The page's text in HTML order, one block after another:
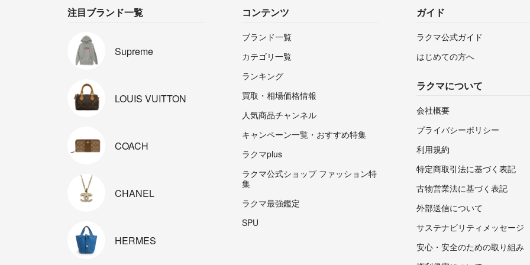
注目ブランド一覧
Supreme
LOUIS VUITTON
COACH
CHANEL
HERMES
コンテンツ
ブランド一覧
カテゴリ一覧
ランキング
買取・相場価格情報
人気商品チャンネル
キャンペーン一覧・おすすめ特集
ラクマplus
ラクマ公式ショップ ファッション特
集
ラクマ最強鑑定
SPU
ガイド
ラクマ公式ガイド
はじめての方へ
ラクマについて
会社概要
プライバシーポリシー
利用規約
特定商取引法に基づく表記
古物営業法に基づく表記
外部送信について
サステナビリティメッセージ
安心・安全のための取り組み